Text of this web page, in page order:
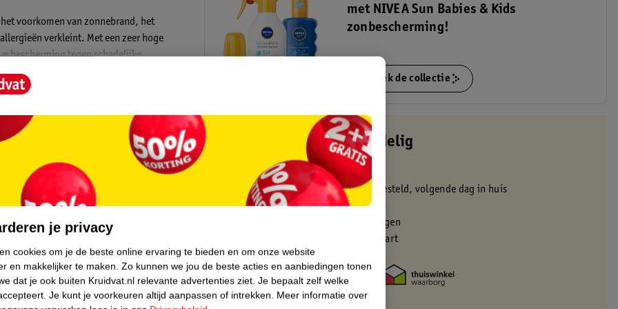
voorkomen van zonnebrand, het
verkleint. Met een zeer hoge
bescherming tegen schadelijke
oceaan door vrij te zijn van schadelijke
milieuvriendelijk gebruik. De
Zonnebrandspray:
met NIVEA Sun Babies & Kids
zonbescherming!
Ontdek de collectie
Kruidvat is altijd voordelig
Gratis ophalen in de winkel
Op werkdagen voor 22:00 uur besteld, volgende dag in huis
Gratis thuisbezorgd vanaf 50.00
Gratis retourneren binnen 30 dagen
Gratis punten met je Kruidvat kaart
je privacy
cookies om je de beste online ervaring te bieden en om onze website
en makkelijker te maken. Zo kunnen we jou de beste acties en aanbiedingen tonen
dat je ook buiten Kruidvat.nl relevante advertenties ziet. Je bepaalt zelf welke
Je kunt je voorkeuren altijd aanpassen of intrekken. Meer informatie over